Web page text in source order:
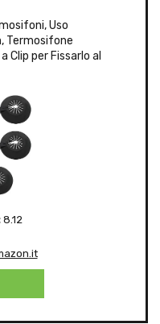
Uso
Termosifone
Clip per Fissarlo al
8.12